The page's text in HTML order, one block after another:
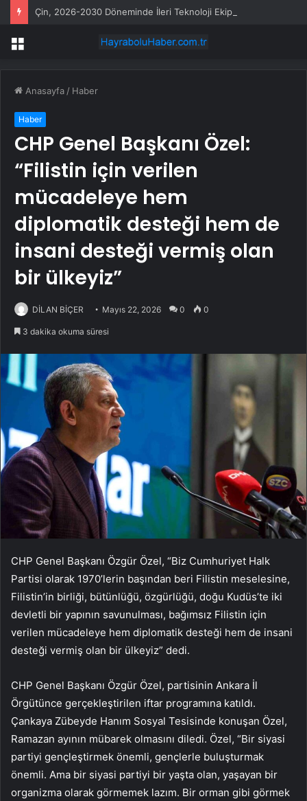
Menü
Anasayfa / Haber
Haber
CHP Genel Başkanı Özel:
“Filistin için verilen
mücadeleye hem
diplomatik desteği hem de
insani desteği vermiş olan
bir ülkeyiz”
DİLAN BİÇER Mayıs 22, 2026 0 0
3 dakika okuma süresi
CHP Genel Başkanı Özgür Özel, “Biz Cumhuriyet Halk
Partisi olarak 1970’lerin başından beri Filistin meselesine,
Filistin’in birliği, bütünlüğü, özgürlüğü, doğu Kudüs’te iki
devletli bir yapının savunulması, bağımsız Filistin için
verilen mücadeleye hem diplomatik desteği hem de insani
desteği vermiş olan bir ülkeyiz” dedi.
CHP Genel Başkanı Özgür Özel, partisinin Ankara İl
Örgütünce gerçekleştirilen iftar programına katıldı.
Çankaya Zübeyde Hanım Sosyal Tesisinde konuşan Özel,
Ramazan ayının mübarek olmasını diledi. Özel, “Bir siyasi
partiyi gençleştirmek önemli, gençlerle buluşturmak
önemli. Ama bir siyasi partiyi bir yaşta olan, yaşayan bir
organizma olarak görmemek lazım. Bir orman gibi görmek